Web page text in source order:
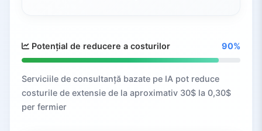
Potențial de reducere a costurilor 90%
Serviciile de consultanță bazate pe IA pot reduce
costurile de extensie de la aproximativ 30$ la 0,30$
per fermier